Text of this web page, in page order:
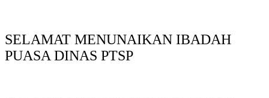
SELAMAT MENUNAIKAN IBADAH
PUASA DINAS PTSP